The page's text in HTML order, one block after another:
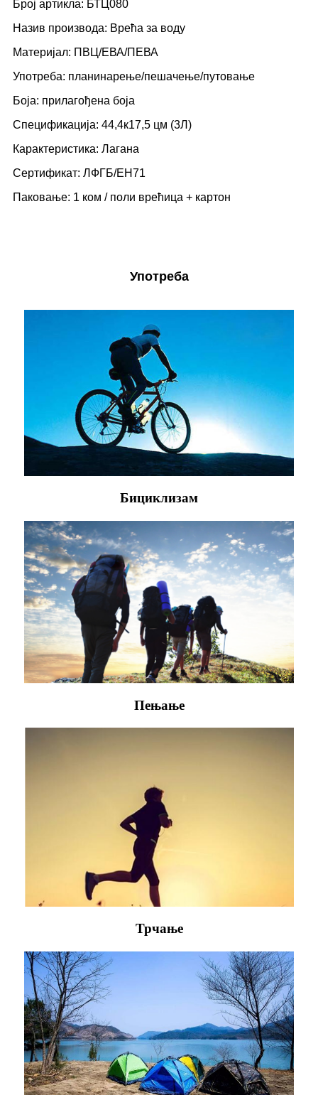
Број артикла: БТЦ080
Назив производа: Врећа за воду
Материјал: ПВЦ/ЕВА/ПЕВА
Употреба: планинарење/пешачење/путовање
Боја: прилагођена боја
Спецификација: 44,4к17,5 цм (3Л)
Карактеристика: Лагана
Сертификат: ЛФГБ/ЕН71
Паковање: 1 ком / поли врећица + картон
Употреба
Бициклизам
Пењање
Трчање